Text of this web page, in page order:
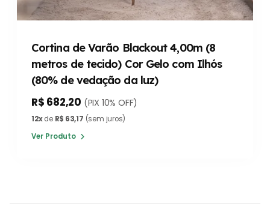
Cortina de Varão Blackout 4,00m (8
metros de tecido) Cor Gelo com Ilhós
(80% de vedação da luz)
R$ 682,20 (PIX 10% OFF)
12xde R$ 63,17 (sem juros)
Ver Produto